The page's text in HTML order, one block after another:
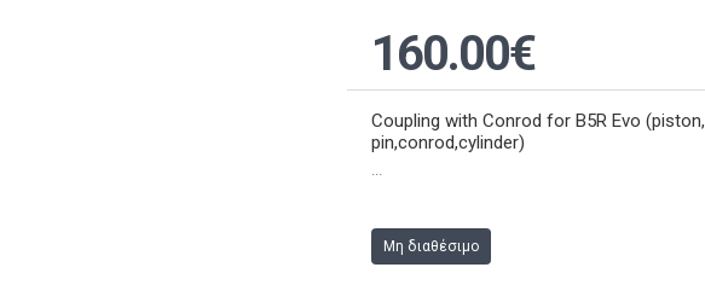
160.00€
Coupling with Conrod for B5R Evo (piston,
pin,conrod,cylinder)
Μη διαθέσιμο